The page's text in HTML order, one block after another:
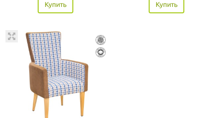
Купить Купить